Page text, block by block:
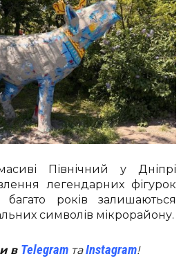
Північний у Дніпрі
легендарних фігурок
років залишаються
символів мікрорайону.
в Telegram таInstagram!